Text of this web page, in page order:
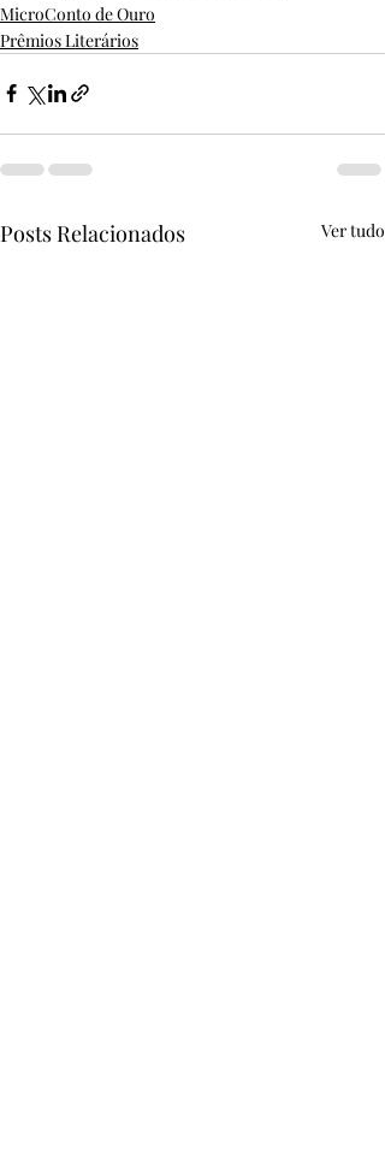
MicroConto de Ouro
Prêmios Literários
Posts Relacionados Ver tudo